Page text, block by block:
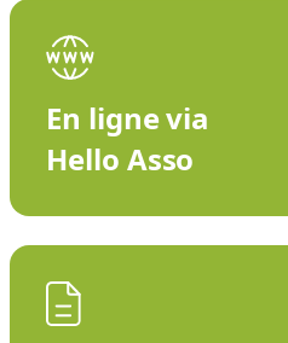
En ligne via
Hello Asso